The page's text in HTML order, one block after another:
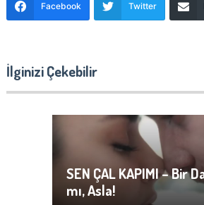
Facebook Twitter
İlginizi Çekebilir
SEN ÇAL KAPIMI – Bir
mı, Asla!